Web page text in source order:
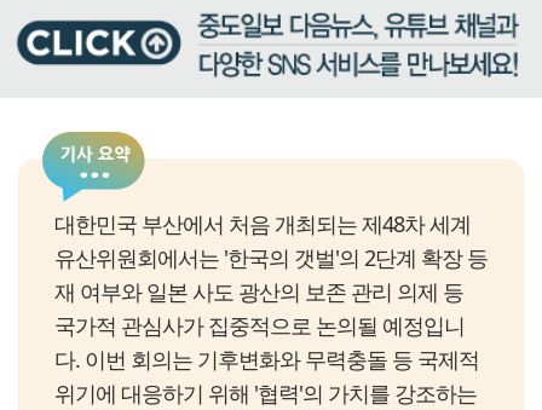
대한민국 부산에서 처음 개최되는 제48차 세계
유산위원회에서는 '한국의 갯벌'의 2단계 확장 등
재 여부와 일본 사도 광산의 보존 관리 의제 등
국가적 관심사가 집중적으로 논의될 예정입니
다. 이번 회의는 기후변화와 무력충돌 등 국제적
위기에 대응하기 위해 '협력'의 가치를 강조하는